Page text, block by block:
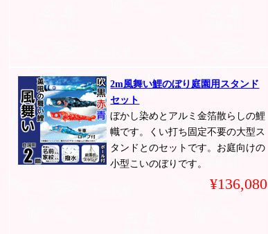
2m風舞い鯉のぼり庭園用スタンド
セット
ぼかし染めとアルミ金箔散らしの鯉
幟です。くい打ち固定不要の大型ス
タンドとのセットです。お庭向けの
小型こいのぼりです。
¥136,080